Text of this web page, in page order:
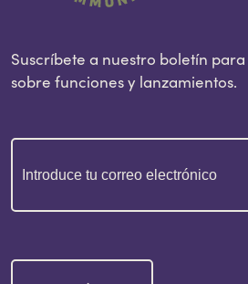
Suscríbete a nuestro boletín
sobre funciones y lanzamientos.
Correo
electrónico(Obligatorio)